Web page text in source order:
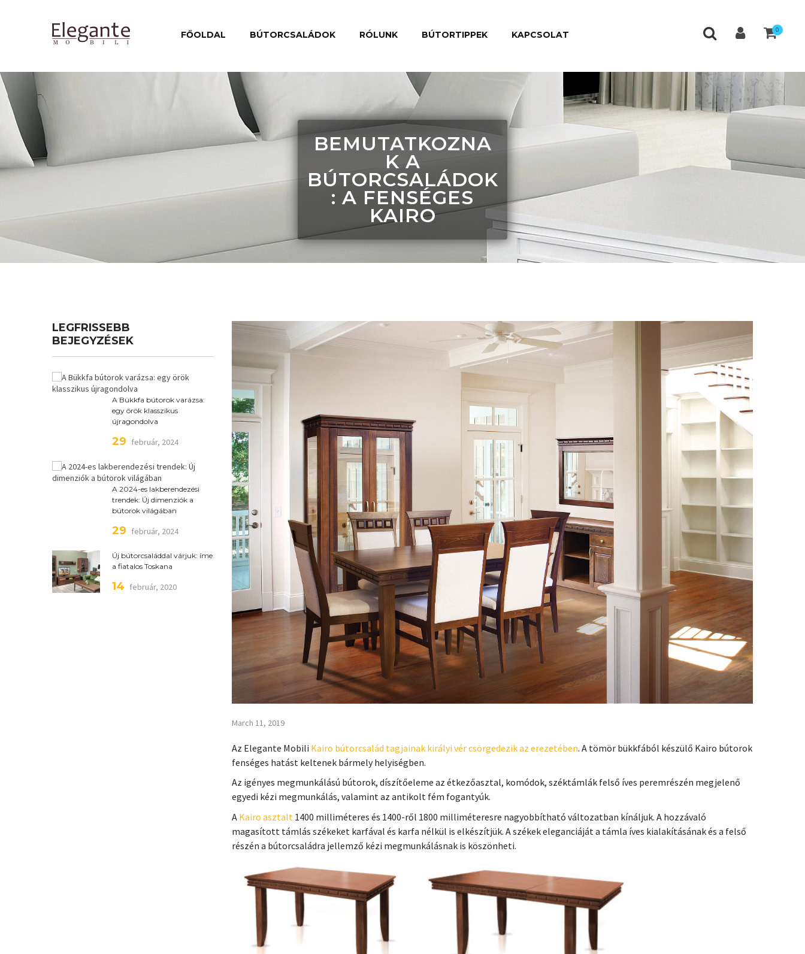
FŐOLDAL BÚTORCSALÁDOK RÓLUNK BÚTORTIPPEK KAPCSOLAT 0
BEMUTATKOZNA
K A
BÚTORCSALÁDOK
: A FENSÉGES
KAIRO
LEGFRISSEBB
BEJEGYZÉSEK
A Bükkfa bútorok varázsa:
egy örök klasszikus
újragondolva
29 február, 2024
A 2024-es lakberendezési
trendek: Új dimenziók a
bútorok világában
29 február, 2024
Új bútorcsaláddal várjuk: íme
a fiatalos Toskana
14 február, 2020
March 11, 2019
Az Elegante Mobili Kairo bútorcsalád tagjainak királyi vér csörgedezik az erezetében. A tömör bükkfából készülő Kairo bútorok
fenséges hatást keltenek bármely helyiségben.
Az igényes megmunkálású bútorok, díszítőeleme az étkezőasztal, komódok, széktámlák felső íves peremrészén megjelenő
egyedi kézi megmunkálás, valamint az antikolt fém fogantyúk.
A Kairo asztalt 1400 milliméteres és 1400-ről 1800 milliméteresre nagyobbítható változatban kínáljuk. A hozzávaló
magasított támlás székeket karfával és karfa nélkül is elkészítjük. A székek eleganciáját a támla íves kialakításának és a felső
részén a bútorcsaládra jellemző kézi megmunkálásnak is köszönheti.